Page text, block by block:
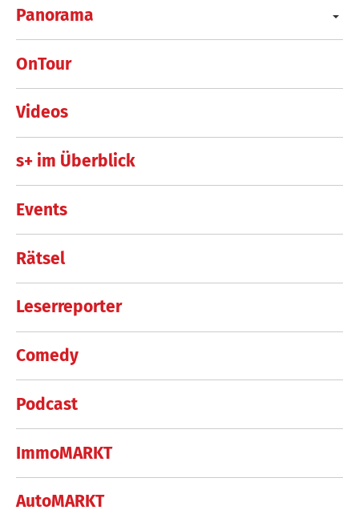
Panorama
OnTour
Videos
s+ im Überblick
Events
Rätsel
Leserreporter
Comedy
Podcast
ImmoMARKT
AutoMARKT